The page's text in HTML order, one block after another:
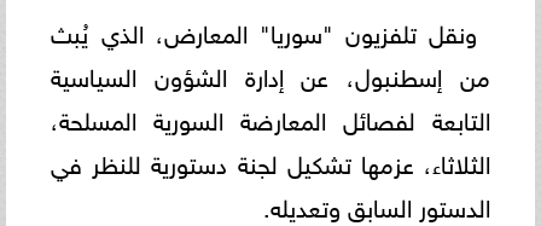
ونقل تلفزيون "سوريا" المعارض، الذي يُبث
من إسطنبول، عن إدارة الشؤون السياسية
التابعة لفصائل المعارضة السورية المسلحة،
الثلاثاء، عزمها تشكيل لجنة دستورية للنظر في
الدستور السابق وتعديله.